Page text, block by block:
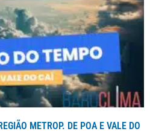
METROP. DE POA E VALE DO